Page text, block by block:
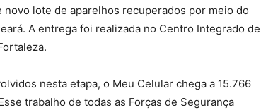
lote de aparelhos recuperados por meio do
A entrega foi realizada no Centro Integrado de
nesta etapa, o Meu Celular chega a 15.766
trabalho de todas as Forças de Segurança